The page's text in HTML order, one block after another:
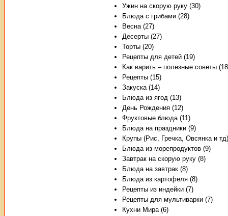
Ужин на скорую руку (30)
Блюда с грибами (28)
Весна (27)
Десерты (27)
Торты (20)
Рецепты для детей (19)
Как варить – полезные советы
Рецепты (15)
Закуска (14)
Блюда из ягод (13)
День Рождения (12)
Фруктовые блюда (11)
Блюда на праздники (9)
Крупы (Рис, Гречка, Овсянка и
Блюда из морепродуктов (9)
Завтрак на скорую руку (8)
Блюда на завтрак (8)
Блюда из картофеля (8)
Рецепты из индейки (7)
Рецепты для мультиварки (7)
Кухни Мира (6)